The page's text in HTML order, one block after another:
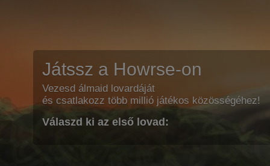
Játssz a Howrse-on
Vezesd álmaid lovardáját
és csatlakozz több millió játékos közösségéhez!
Válaszd ki az első lovad: